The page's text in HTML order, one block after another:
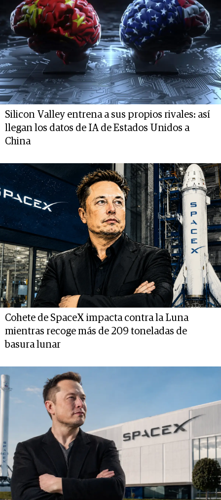
Silicon Valley entrena a sus propios rivales: así
llegan los datos de IA de Estados Unidos a
China
Cohete de SpaceX impacta contra la Luna
mientras recoge más de 209 toneladas de
basura lunar